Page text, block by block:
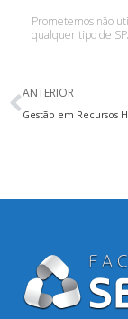
Prometemos não
qualquer tipo de
ANTERIOR
Gestão em Recursos